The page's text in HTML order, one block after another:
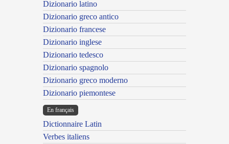
Dizionario latino
Dizionario greco antico
Dizionario francese
Dizionario inglese
Dizionario tedesco
Dizionario spagnolo
Dizionario greco moderno
Dizionario piemontese
En français
Dictionnaire Latin
Verbes italiens